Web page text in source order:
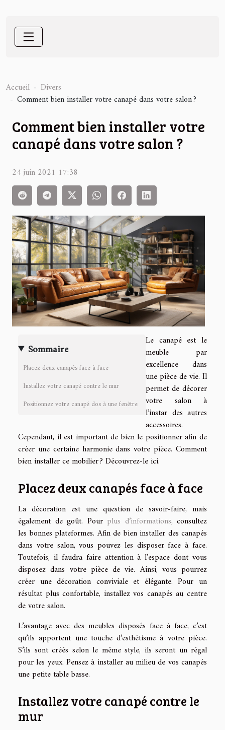
Accueil
Divers
Comment bien installer votre canapé dans votre salon ?
Comment bien installer votre
canapé dans votre salon ?
24 juin 2021 17:38
Sommaire
Placez deux canapés face à face
Installez votre canapé contre le mur
Positionnez votre canapé dos à une fenêtre
Le canapé est le
meuble par
excellence dans
une pièce de vie. Il
permet de décorer
votre salon à
l’instar des autres
accessoires.
Cependant, il est important de bien le positionner afin de
créer une certaine harmonie dans votre pièce. Comment
bien installer ce mobilier ? Découvrez-le ici.
Placez deux canapés face à face
La décoration est une question de savoir-faire, mais
également de goût. Pour plus d’informations, consultez
les bonnes plateformes. Afin de bien installer des canapés
dans votre salon, vous pouvez les disposer face à face.
Toutefois, il faudra faire attention à l’espace dont vous
disposez dans votre pièce de vie. Ainsi, vous pourrez
créer une décoration conviviale et élégante. Pour un
résultat plus confortable, installez vos canapés au centre
de votre salon.
L’avantage avec des meubles disposés face à face, c’est
qu’ils apportent une touche d’esthétisme à votre pièce.
S’ils sont créés selon le même style, ils seront un régal
pour les yeux. Pensez à installer au milieu de vos canapés
une petite table basse.
Installez votre canapé contre le
mur